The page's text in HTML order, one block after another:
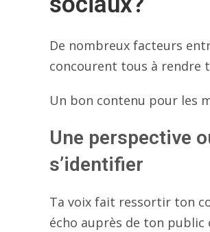
De nombreux facteurs
concourent tous à rendre
Un bon contenu pour les
Une perspective
s’identifier
Ta voix fait ressortir ton
écho auprès de ton public